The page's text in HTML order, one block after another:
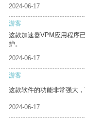
2024-06-17
游客
这款加速器VPM应用程序
护。
2024-06-17
游客
这款软件的功能非常强大
2024-06-17